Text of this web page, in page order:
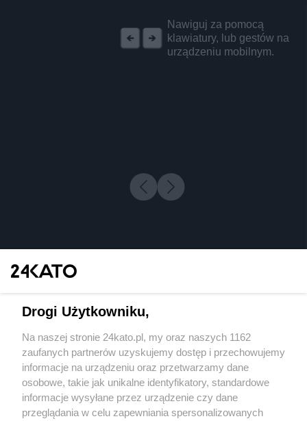
Nawiguj za pomocą
klawiatury, lub gestów na
urządzeniu mobilnym.
Wydawca mediów lokalnych
Drogi Użytkowniku,
Na naszej stronie 24kato.pl, my oraz naszych 1162
zaufanych partnerów uzyskujemy dostęp i przechowujemy
informacje na urządzeniu oraz przetwarzamy dane
osobowe, takie jak unikalne identyfikatory, standardowe
informacje wysyłane przez urządzenie czy dane
przeglądania w celu zapewniania spersonalizowanych